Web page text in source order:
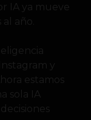
IA ya mueve
año.
y
estamos
sola IA